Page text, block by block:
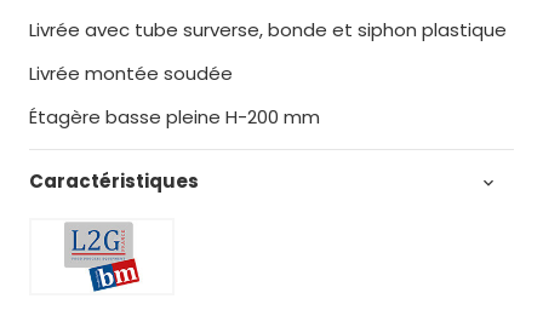
Livrée avec tube surverse, bonde et siphon plastique
Livrée montée soudée
Étagère basse pleine H-200 mm
Caractéristiques 